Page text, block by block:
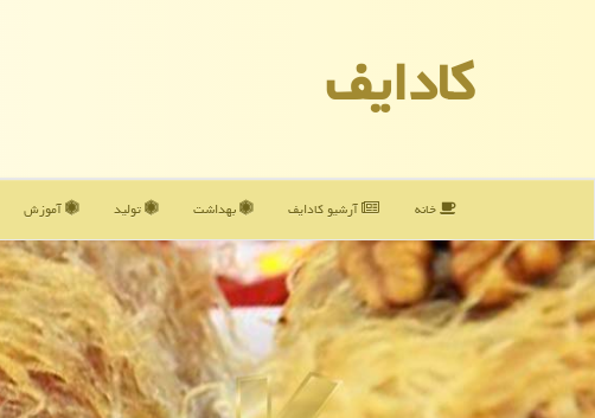
كادایف
خانه آرشیو كادایف بهداشت تولید آموزش